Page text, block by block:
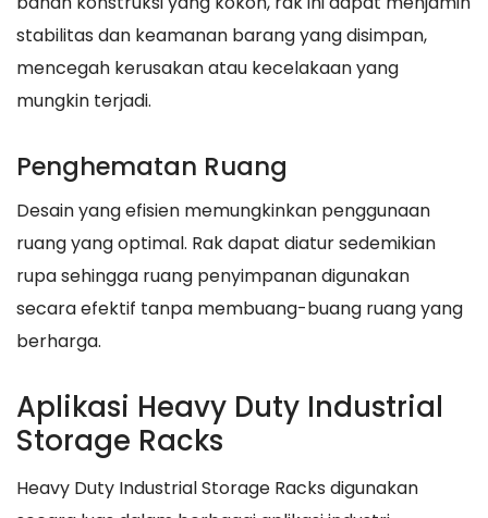
stabilitas dan keamanan barang yang disimpan,
mencegah kerusakan atau kecelakaan yang
mungkin terjadi.
Penghematan Ruang
Desain yang efisien memungkinkan penggunaan
ruang yang optimal. Rak dapat diatur sedemikian
rupa sehingga ruang penyimpanan digunakan
secara efektif tanpa membuang-buang ruang yang
berharga.
Aplikasi Heavy Duty Industrial
Storage Racks
Heavy Duty Industrial Storage Racks digunakan